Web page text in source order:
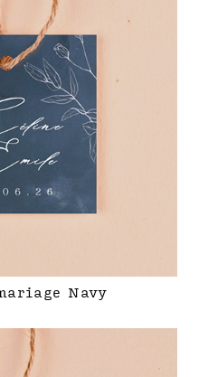
Navy